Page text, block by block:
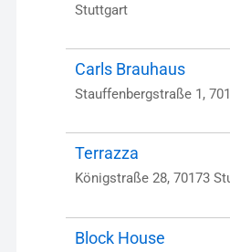
Stuttgart
Carls Brauhaus
Stauffenbergstraße 1,
Terrazza
Königstraße 28, 70173
Block House